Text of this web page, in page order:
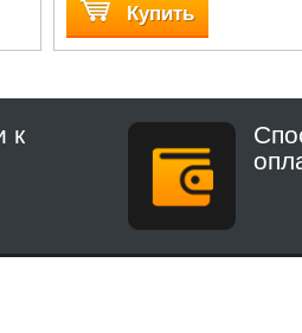
Купить
к